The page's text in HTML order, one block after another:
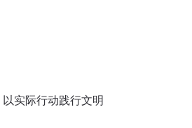
实际行动践行文明